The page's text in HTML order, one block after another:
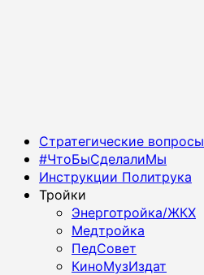
Основное
меню
Стратегические вопросы
#ЧтоБыСделалиМы
Инструкции Политрука
Тройки
Энерготройка/ЖКХ
Медтройка
ПедСовет
КиноМузИздат